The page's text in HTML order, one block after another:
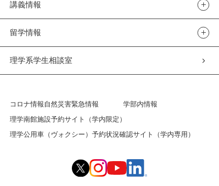
講義情報
留学情報
理学系学生相談室
コロナ情報自然災害緊急情報
学部内情報
理学南館施設予約サイト（学内限定）
理学公用車（ヴォクシー）予約状況確認サイト（学内専用）